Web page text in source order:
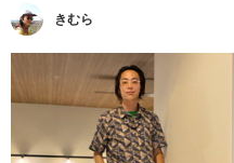
きむら